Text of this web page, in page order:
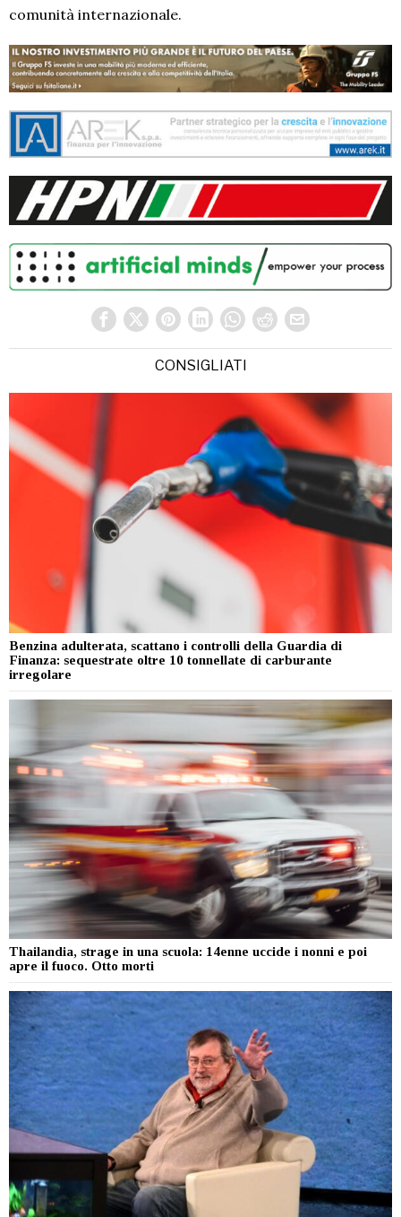
comunità internazionale.
CONSIGLIATI
Benzina adulterata, scattano i controlli della Guardia di
Finanza: sequestrate oltre 10 tonnellate di carburante
irregolare
Thailandia, strage in una scuola: 14enne uccide i nonni e poi
apre il fuoco. Otto morti